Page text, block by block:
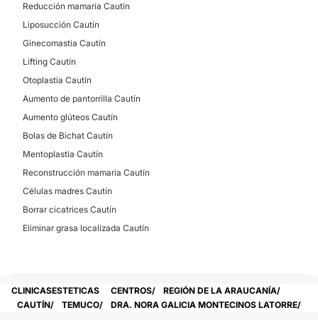
Reducción mamaria Cautín
Liposucción Cautín
Ginecomastia Cautín
Lifting Cautín
Otoplastia Cautín
Aumento de pantorrilla Cautín
Aumento glúteos Cautín
Bolas de Bichat Cautín
Mentoplastia Cautín
Reconstrucción mamaria Cautín
Células madres Cautín
Borrar cicatrices Cautín
Eliminar grasa localizada Cautín
CLINICASESTETICAS CENTROS
REGIÓN DE LA ARAUCANÍA
CAUTÍN
TEMUCO DRA. NORA GALICIA MONTECINOS LATORRE